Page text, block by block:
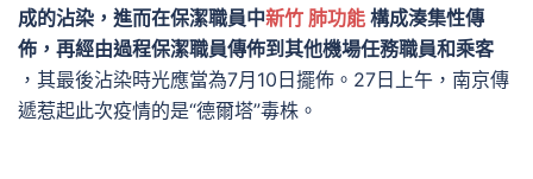
成的沾染，進而在保潔職員中新竹 肺功能 構成湊集性傳
佈，再經由過程保潔職員傳佈到其他機場任務職員和乘客
，其最後沾染時光應當為7月10日擺佈。27日上午，南京傳
遞惹起此次疫情的是“德爾塔”毒株。